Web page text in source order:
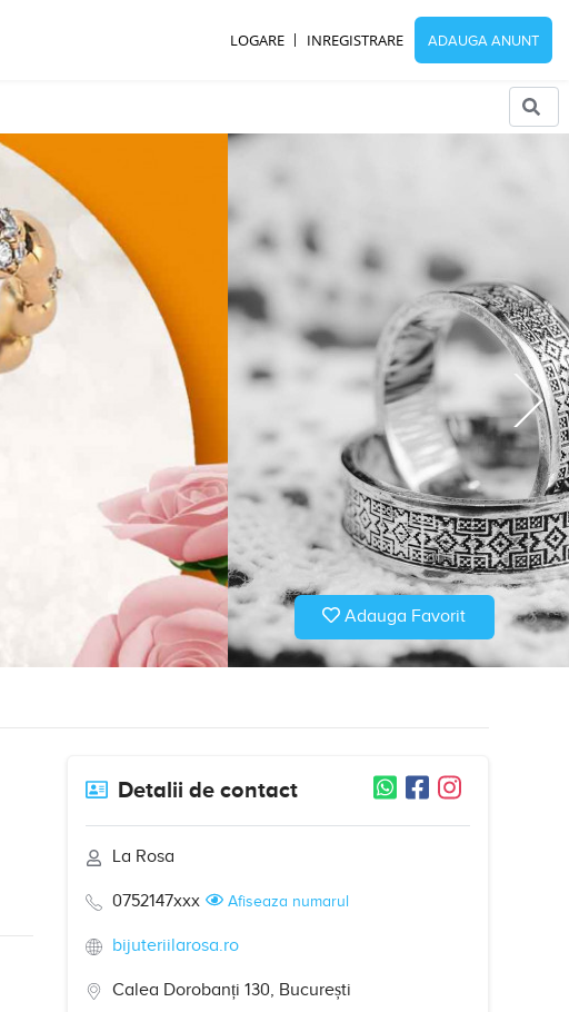
LOGARE INREGISTRARE ADAUGA ANUNT
Adauga Favorit
Detalii de contact
La Rosa
0752147xxx Afiseaza numarul
bijuteriilarosa.ro
Calea Dorobanți 130, București